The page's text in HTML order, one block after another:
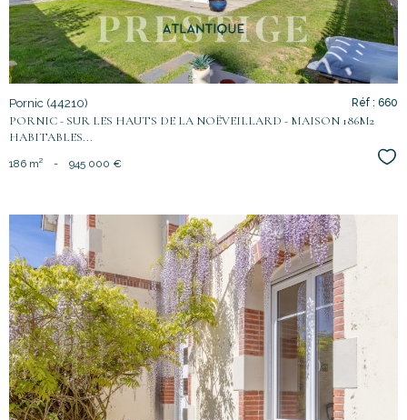
Pornic (44210)
PORNIC - SUR LES HAUTS DE LA NOËVEILLARD - MAISON 186M2
HABITABLES...
Réf : 660
186 m² - 945 000 €
voir le
bien